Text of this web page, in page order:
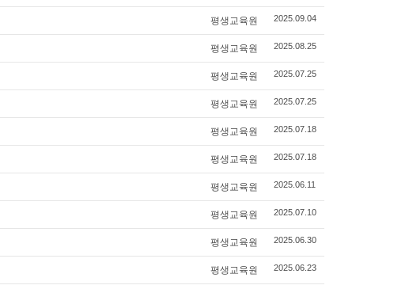
평생교육원 2025.09.04
평생교육원 2025.08.25
평생교육원 2025.07.25
평생교육원 2025.07.25
평생교육원 2025.07.18
평생교육원 2025.07.18
평생교육원 2025.06.11
평생교육원 2025.07.10
평생교육원 2025.06.30
평생교육원 2025.06.23